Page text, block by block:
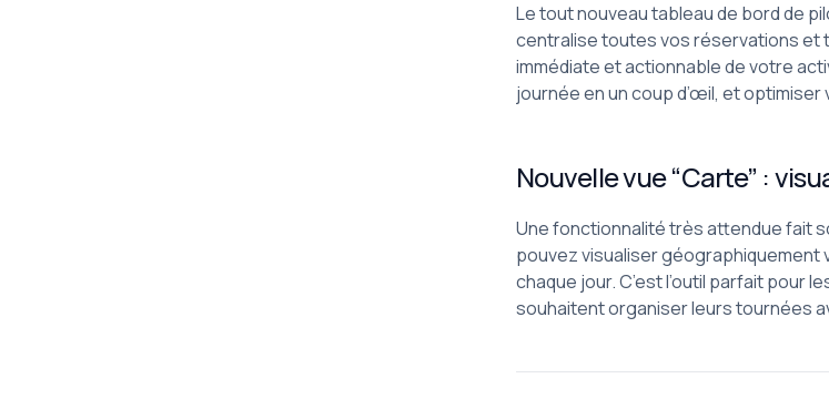
Le tout nouveau tableau de bord de
centralise toutes vos réservations et
immédiate et actionnable de votre
journée en un coup d’œil, et
Nouvelle vue “Carte” :
Une fonctionnalité très attendue fait
pouvez visualiser
chaque jour. C’est l’outil parfait pour
souhaitent organiser leurs tournées